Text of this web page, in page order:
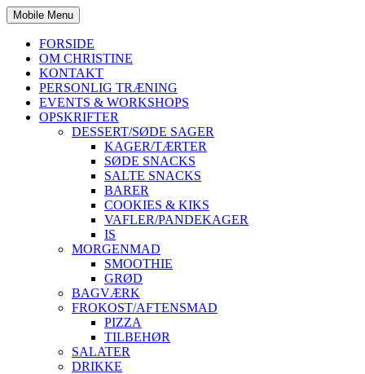
Mobile Menu
FORSIDE
OM CHRISTINE
KONTAKT
PERSONLIG TRÆNING
EVENTS & WORKSHOPS
OPSKRIFTER
DESSERT/SØDE SAGER
KAGER/TÆRTER
SØDE SNACKS
SALTE SNACKS
BARER
COOKIES & KIKS
VAFLER/PANDEKAGER
IS
MORGENMAD
SMOOTHIE
GRØD
BAGVÆRK
FROKOST/AFTENSMAD
PIZZA
TILBEHØR
SALATER
DRIKKE